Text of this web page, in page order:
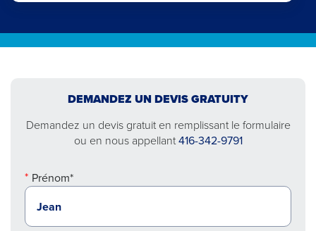
DEMANDEZ UN DEVIS GRATUITY
Demandez un devis gratuit en remplissant le formulaire
ou en nous appellant416-342-9791
Prénom*